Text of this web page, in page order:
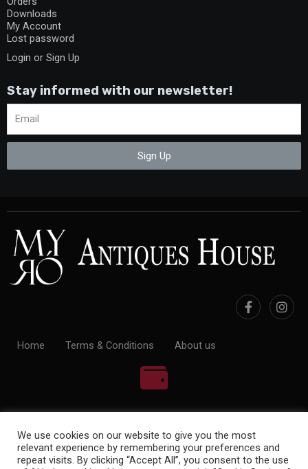
Downloads
My Account
Lost password
Login or Sign Up
Stay informed with our newsletter!
Sign Up
Home Terms & Conditions About us
We use cookies on our website to give you the most
relevant experience by remembering your preferences and
repeat visits. By clicking “Accept All”, you consent to the use